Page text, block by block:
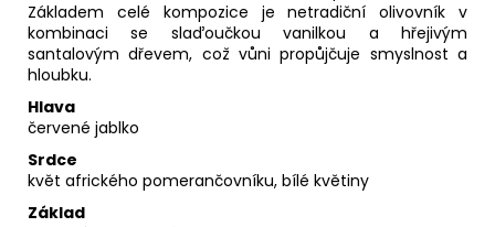
Základem celé kompozice je netradiční olivovník v
kombinaci se slaďoučkou vanilkou a hřejivým
santalovým dřevem, což vůni propůjčuje smyslnost a
hloubku.
Hlava
červené jablko
Srdce
květ afrického pomerančovníku, bílé květiny
Základ